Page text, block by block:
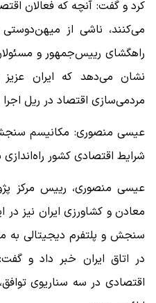
کرد و گفت: آنچه که فعالان
می‌کنند، ناشی از
راهگشای رییس‌جمهور و
نشان می‌دهد که ایران
مردمی‌سازی اقتصاد در ریل اجرا
عیسی منصوری: مکانیسم
شرایط اقتصادی کشور
عیسی منصوری، رییس مرکز
معادن و کشاورزی ایران نیز
سنجش و پلتفرم دیجیتالی به
در اتاق ایران خبر داد و
اقتصادی در سه سناریوی